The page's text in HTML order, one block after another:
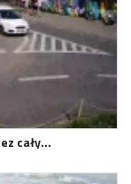
cały…